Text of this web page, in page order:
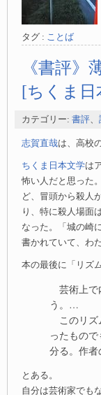
タグ : ことば
《書評
[ちくま日
カテゴリー: 書評、
志賀直哉は、高校
ちくま日本文学は
怖い人だと思った
ど、冒頭から殺人
り、特に殺人場面
なった。「城の崎
書かれていて、わ
本の最後に「リズ
芸術上で
う。…
このリズ
ったもの
分る。作
とある。
自分は芸術家でも